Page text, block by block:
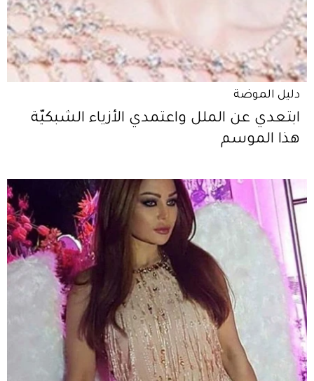
دليل الموضة
ابتعدي عن الملل واعتمدي الأزياء الشبكيّة
هذا الموسم